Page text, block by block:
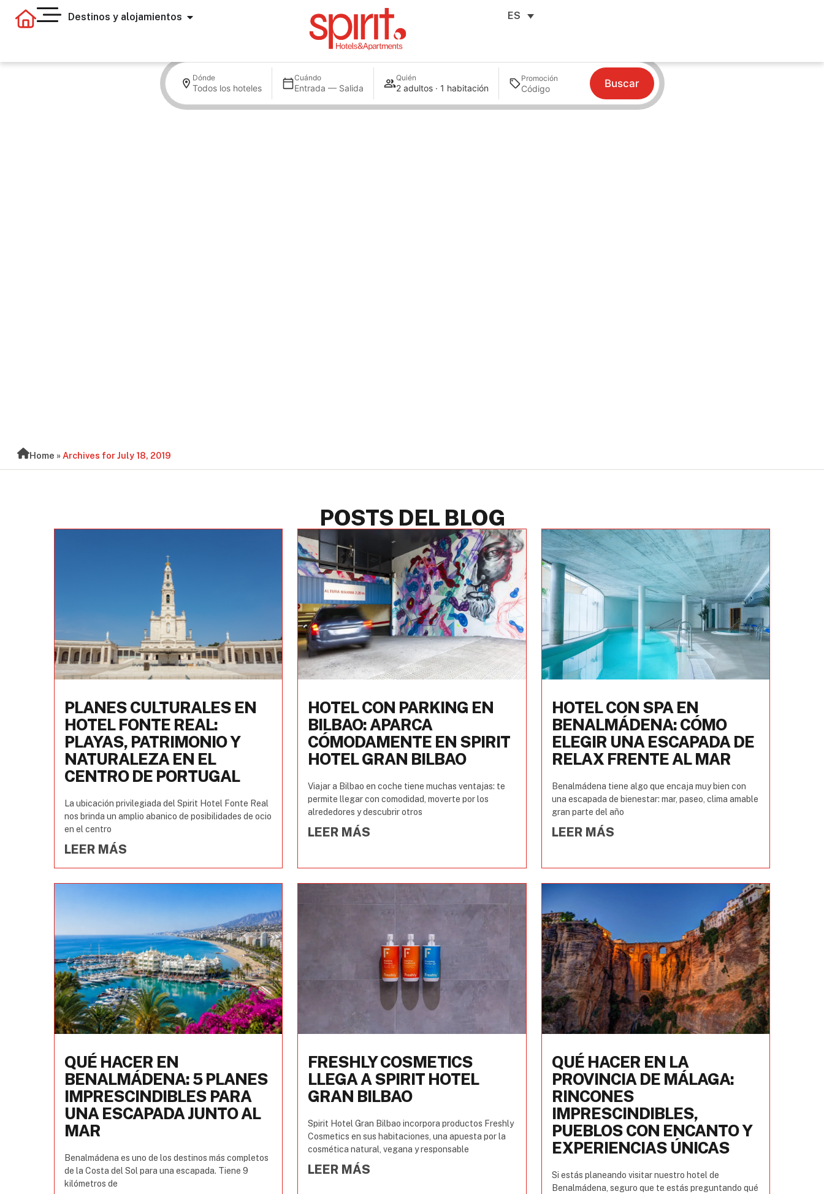
Destinos y alojamientos ES
Dónde
Todos los hoteles
Cuándo
Entrada — Salida
Quién
2 adultos · 1 habitación
Promoción Buscar
Home » Archives for July 18, 2019
POSTS DEL BLOG
PLANES CULTURALES EN
HOTEL FONTE REAL:
PLAYAS, PATRIMONIO Y
NATURALEZA EN EL
CENTRO DE PORTUGAL
La ubicación privilegiada del Spirit Hotel Fonte Real
nos brinda un amplio abanico de posibilidades de ocio
en el centro
LEER MÁS
HOTEL CON PARKING EN
BILBAO: APARCA
CÓMODAMENTE EN SPIRIT
HOTEL GRAN BILBAO
Viajar a Bilbao en coche tiene muchas ventajas: te
permite llegar con comodidad, moverte por los
alrededores y descubrir otros
LEER MÁS
HOTEL CON SPA EN
BENALMÁDENA: CÓMO
ELEGIR UNA ESCAPADA DE
RELAX FRENTE AL MAR
Benalmádena tiene algo que encaja muy bien con
una escapada de bienestar: mar, paseo, clima amable
gran parte del año
LEER MÁS
QUÉ HACER EN
BENALMÁDENA: 5 PLANES
IMPRESCINDIBLES PARA
UNA ESCAPADA JUNTO AL
MAR
Benalmádena es uno de los destinos más completos
de la Costa del Sol para una escapada. Tiene 9
kilómetros de
FRESHLY COSMETICS
LLEGA A SPIRIT HOTEL
GRAN BILBAO
Spirit Hotel Gran Bilbao incorpora productos Freshly
Cosmetics en sus habitaciones, una apuesta por la
cosmética natural, vegana y responsable
LEER MÁS
QUÉ HACER EN LA
PROVINCIA DE MÁLAGA:
RINCONES
IMPRESCINDIBLES,
PUEBLOS CON ENCANTO Y
EXPERIENCIAS ÚNICAS
Si estás planeando visitar nuestro hotel de
Benalmádena, seguro que te estás preguntando qué